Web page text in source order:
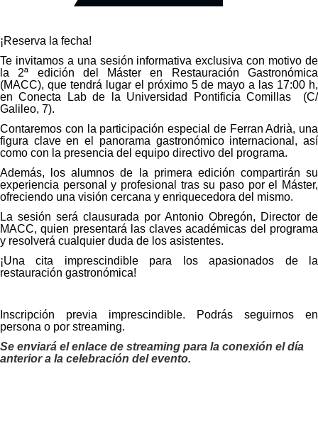
¡Reserva la fecha!
Te invitamos a una sesión informativa exclusiva con motivo de
la 2ª edición del Máster en Restauración Gastronómica
(MACC), que tendrá lugar el próximo 5 de mayo a las 17:00 h,
en Conecta Lab de la Universidad Pontificia Comillas (C/
Galileo, 7).
Contaremos con la participación especial de Ferran Adrià, una
figura clave en el panorama gastronómico internacional, así
como con la presencia del equipo directivo del programa.
Además, los alumnos de la primera edición compartirán su
experiencia personal y profesional tras su paso por el Máster,
ofreciendo una visión cercana y enriquecedora del mismo.
La sesión será clausurada por Antonio Obregón, Director de
MACC, quien presentará las claves académicas del programa
y resolverá cualquier duda de los asistentes.
¡Una cita imprescindible para los apasionados de la
restauración gastronómica!
Inscripción previa imprescindible. Podrás seguirnos en
persona o por streaming.
Se enviará el enlace de streaming para la conexión el día
anterior a la celebración del evento.